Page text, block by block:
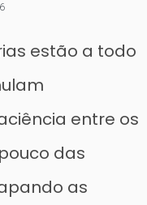
estão a todo
entre os
das
as